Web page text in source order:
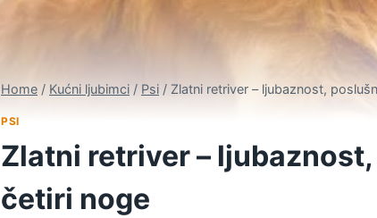
Home / Kućni ljubimci / Psi / Zlatni retriver – ljubaznost,
PSI
Zlatni retriver –
četiri noge